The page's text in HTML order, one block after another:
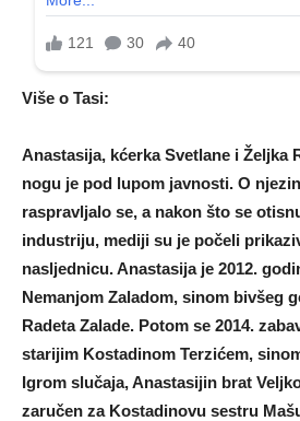
Više o Tasi:
Anastasija, kćerka Svetlane i Željka
nogu je pod lupom javnosti. O
raspravljalo se, a nakon što se
industriju, mediji su je počeli
nasljednicu. Anastasija je 2012.
Nemanjom Zaladom, sinom bivšeg
Radeta Zalade. Potom se 2014.
starijim Kostadinom Terzićem,
Igrom slučaja, Anastasijin brat
zaručen za Kostadinovu sestru